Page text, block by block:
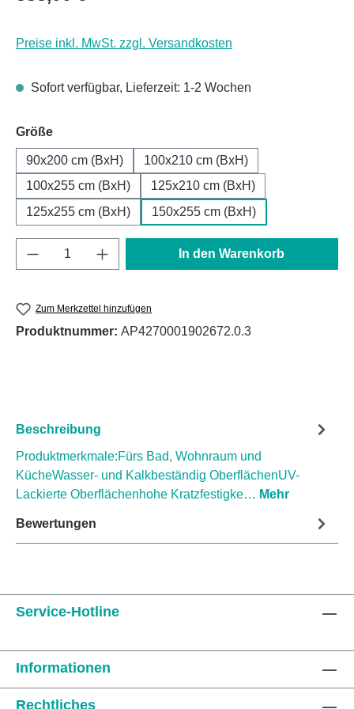
Preise inkl. MwSt. zzgl. Versandkosten
Sofort verfügbar, Lieferzeit: 1-2 Wochen
Größeauswählen
90x200 cm (BxH)
100x210 cm (BxH)
100x255 cm (BxH)
125x210 cm (BxH)
125x255 cm (BxH)
150x255 cm (BxH)
Produkt Anzahl: Gib den gewünschten
In den Warenkorb
Zum Merkzettel hinzufügen
Produktnummer: AP4270001902672.0.3
Beschreibung
Produktmerkmale:Fürs Bad, Wohnraum und
KücheWasser- und Kalkbeständig OberflächenUV-
Lackierte Oberflächenhohe Kratzfestigke… Mehr
Bewertungen
Service-Hotline
Informationen
Rechtliches